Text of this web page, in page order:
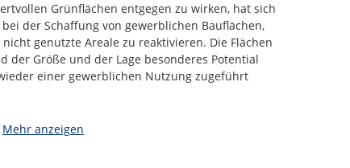
Grünflächen entgegen zu wirken, hat sich
der Schaffung von gewerblichen Bauflächen,
genutzte Areale zu reaktivieren. Die Flächen
Größe und der Lage besonderes Potential
einer gewerblichen Nutzung zugeführt
25 (725) Gewerbegebiet Kabel
Mehr anzeigen